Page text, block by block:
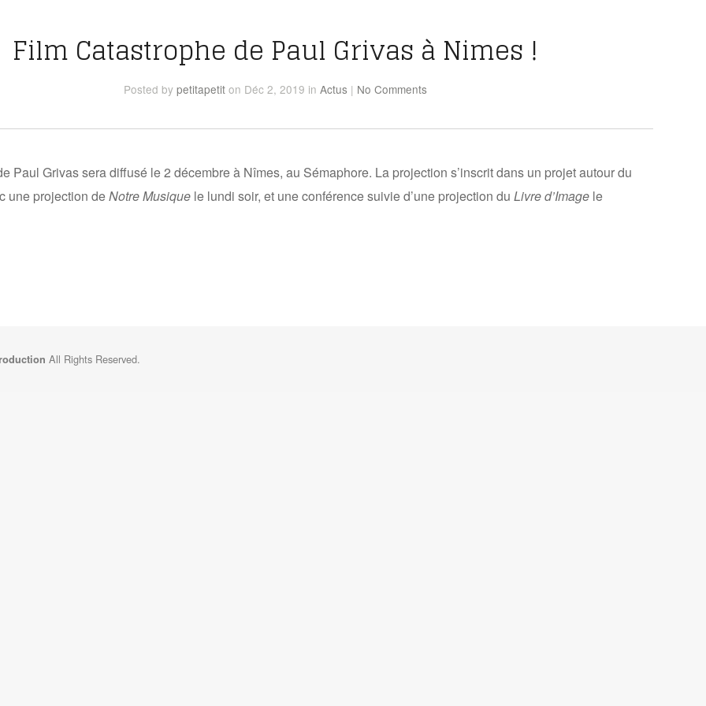
Film Catastrophe de Paul Grivas à Nimes !
Posted by petitapetit on Déc 2, 2019 in Actus | No Comments
Paul Grivas sera diffusé le 2 décembre à Nîmes, au Sémaphore. La projection s’inscrit dans un projet autour du
une projection deNotre Musique le lundi soir, et une conférence suivie d’une projection du Livre d’Image le
All Rights Reserved.